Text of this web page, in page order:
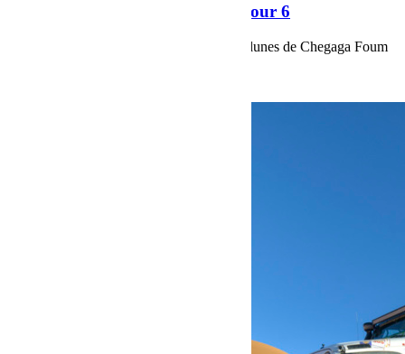
Raid Sahara Tour Maroc 2018 Jour 6
Raid Sahara Tour Maroc 2018 Jour 6, les dunes de Chegaga Foum